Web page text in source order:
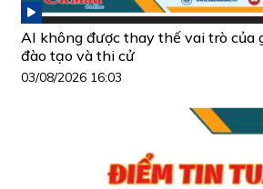
AI không được thay thế vai trò của
đào tạo và thi cử
03/08/2026 16:03